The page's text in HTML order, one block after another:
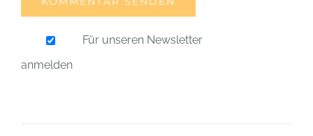
Für unseren Newsletter
anmelden